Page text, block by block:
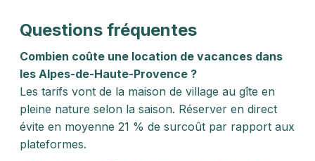
Questions fréquentes
Combien coûte une location de vacances dans
les Alpes-de-Haute-Provence ?
Les tarifs vont de la maison de village au gîte en
pleine nature selon la saison. Réserver en direct
évite en moyenne 21 % de surcoût par rapport aux
plateformes.